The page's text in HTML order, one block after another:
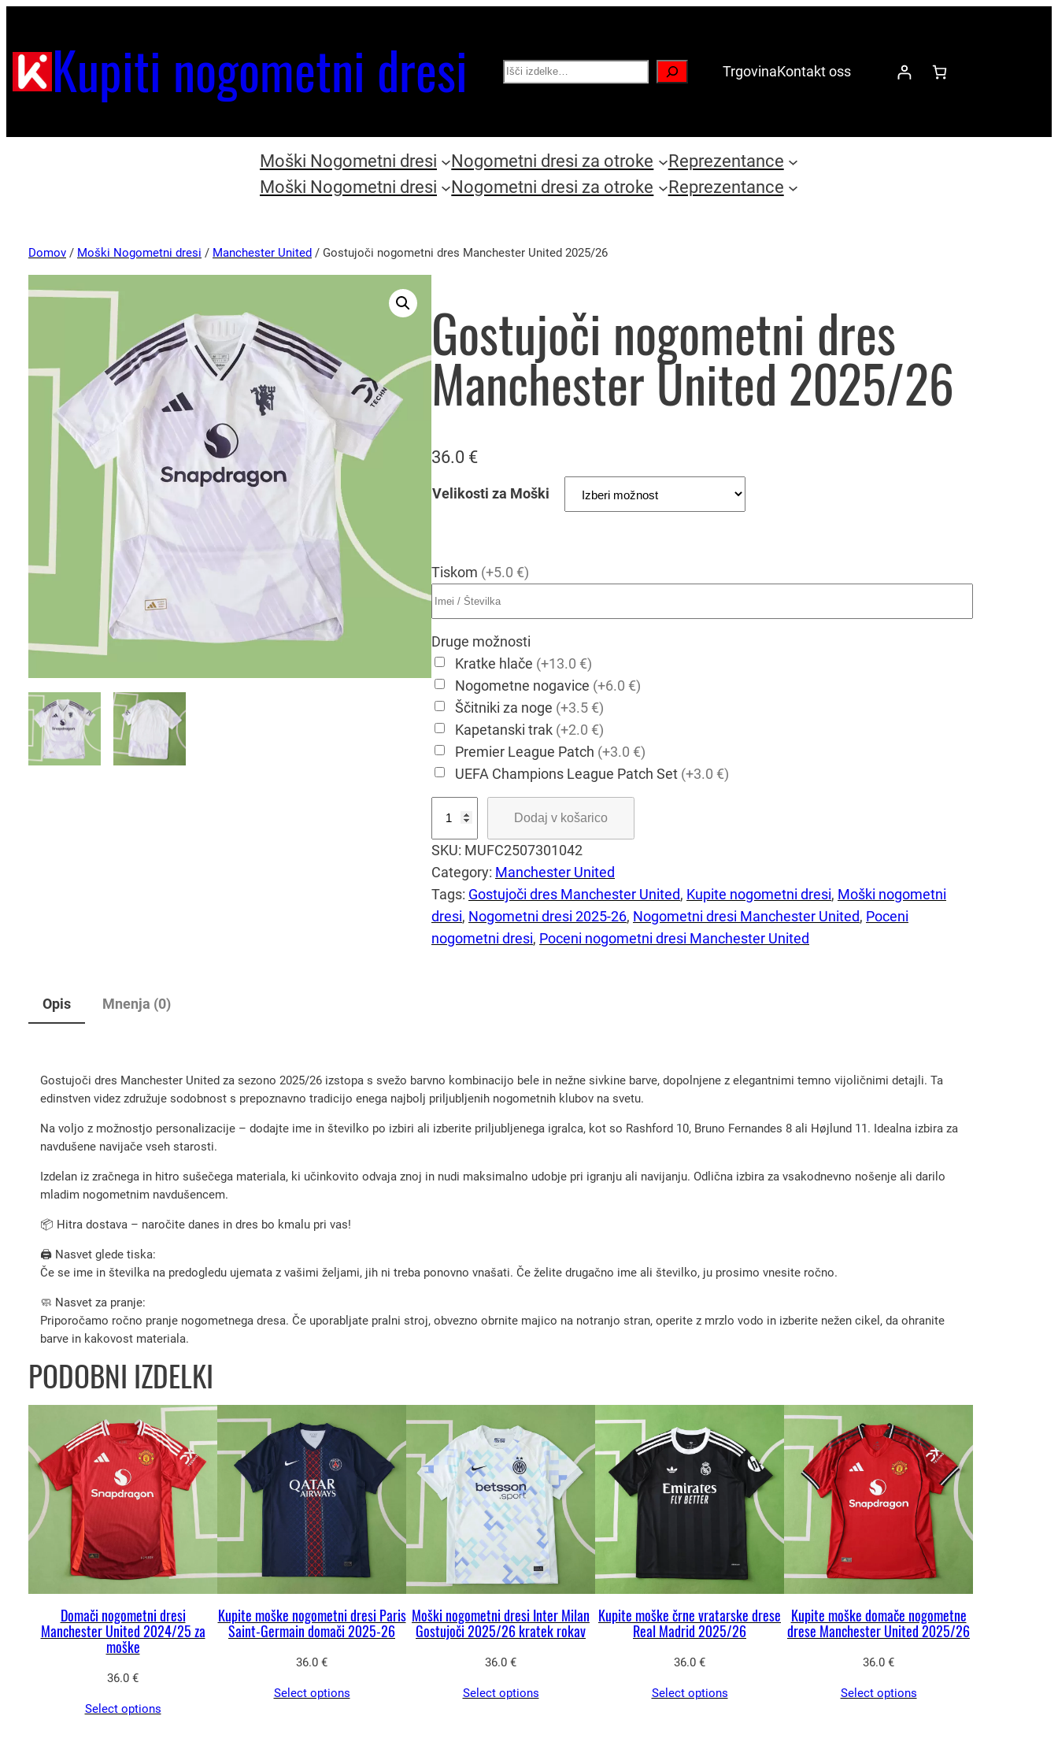
Kupiti nogometni dresi Search TrgovinaKontakt oss
Moški Nogometni dresi Nogometni dresi za otroke
Reprezentance
Moški Nogometni dresi
Nogometni dresi za otroke Reprezentance
Domov / Moški Nogometni dresi / Manchester United / Gostujoči nogometni dres Manchester United 2025/26
Gostujoči nogometni dres
Manchester United 2025/26
36.0 €
Velikosti za Moški
Tiskom (+5.0 €)
Druge možnosti
Kratke hlače (+13.0 €)
Nogometne nogavice (+6.0 €)
Ščitniki za noge (+3.5 €)
Kapetanski trak (+2.0 €)
Premier League Patch (+3.0 €)
UEFA Champions League Patch Set (+3.0 €)
s
t
u
j
o
m
t
i
s
e
s
e
r
t
d
2
Dodaj v košarico
SKU: MUFC2507301042
Category: Manchester United
Tags: Gostujoči dres Manchester United, Kupite nogometni dresi, Moški nogometni
dresi, Nogometni dresi 2025-26, Nogometni dresi Manchester United, Poceni
nogometni dresi, Poceni nogometni dresi Manchester United
Opis Mnenja (0)
Gostujoči dres Manchester United za sezono 2025/26 izstopa s svežo barvno kombinacijo bele in nežne sivkine barve, dopolnjene z elegantnimi temno vijoličnimi detajli. Ta
edinstven videz združuje sodobnost s prepoznavno tradicijo enega najbolj priljubljenih nogometnih klubov na svetu.
Na voljo z možnostjo personalizacije – dodajte ime in številko po izbiri ali izberite priljubljenega igralca, kot so Rashford 10, Bruno Fernandes 8 ali Højlund 11. Idealna izbira za
navdušene navijače vseh starosti.
Izdelan iz zračnega in hitro sušečega materiala, ki učinkovito odvaja znoj in nudi maksimalno udobje pri igranju ali navijanju. Odlična izbira za vsakodnevno nošenje ali darilo
mladim nogometnim navdušencem.
📦 Hitra dostava – naročite danes in dres bo kmalu pri vas!
🖨️ Nasvet glede tiska:
Če se ime in številka na predogledu ujemata z vašimi željami, jih ni treba ponovno vnašati. Če želite drugačno ime ali številko, ju prosimo vnesite ročno.
🧼 Nasvet za pranje:
Priporočamo ročno pranje nogometnega dresa. Če uporabljate pralni stroj, obvezno obrnite majico na notranjo stran, operite z mrzlo vodo in izberite nežen cikel, da ohranite
barve in kakovost materiala.
PODOBNI IZDELKI
Domači nogometni dresi
Manchester United 2024/25 za
moške
36.0 €
Select options
Kupite moške nogometni dresi Paris
Saint-Germain domači 2025-26
36.0 €
Select options
Moški nogometni dresi Inter Milan
Gostujoči 2025/26 kratek rokav
36.0 €
Select options
Kupite moške črne vratarske drese
Real Madrid 2025/26
36.0 €
Select options
Kupite moške domače nogometne
drese Manchester United 2025/26
36.0 €
Select options